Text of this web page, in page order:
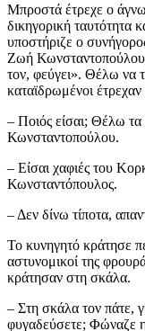
Μπροστά έτρεχε ο
δικηγορική ταυτότητα
υποστήριζε ο
Ζωή
τον, φεύγει». Θέλω να
καταϊδρωμένοι έτρεχαν
– Ποιός είσαι; Θέλω
Κωνσταντοπούλου.
– Είσαι χαφιές του
Κωνσταντόπουλος.
– Δεν δίνω τίποτα,
Το κυνηγητό κράτησε
αστυνομικοί της
κράτησαν στη σκάλα.
– Στη σκάλα τον πάτε,
φυγαδεύσετε; Φώναζε